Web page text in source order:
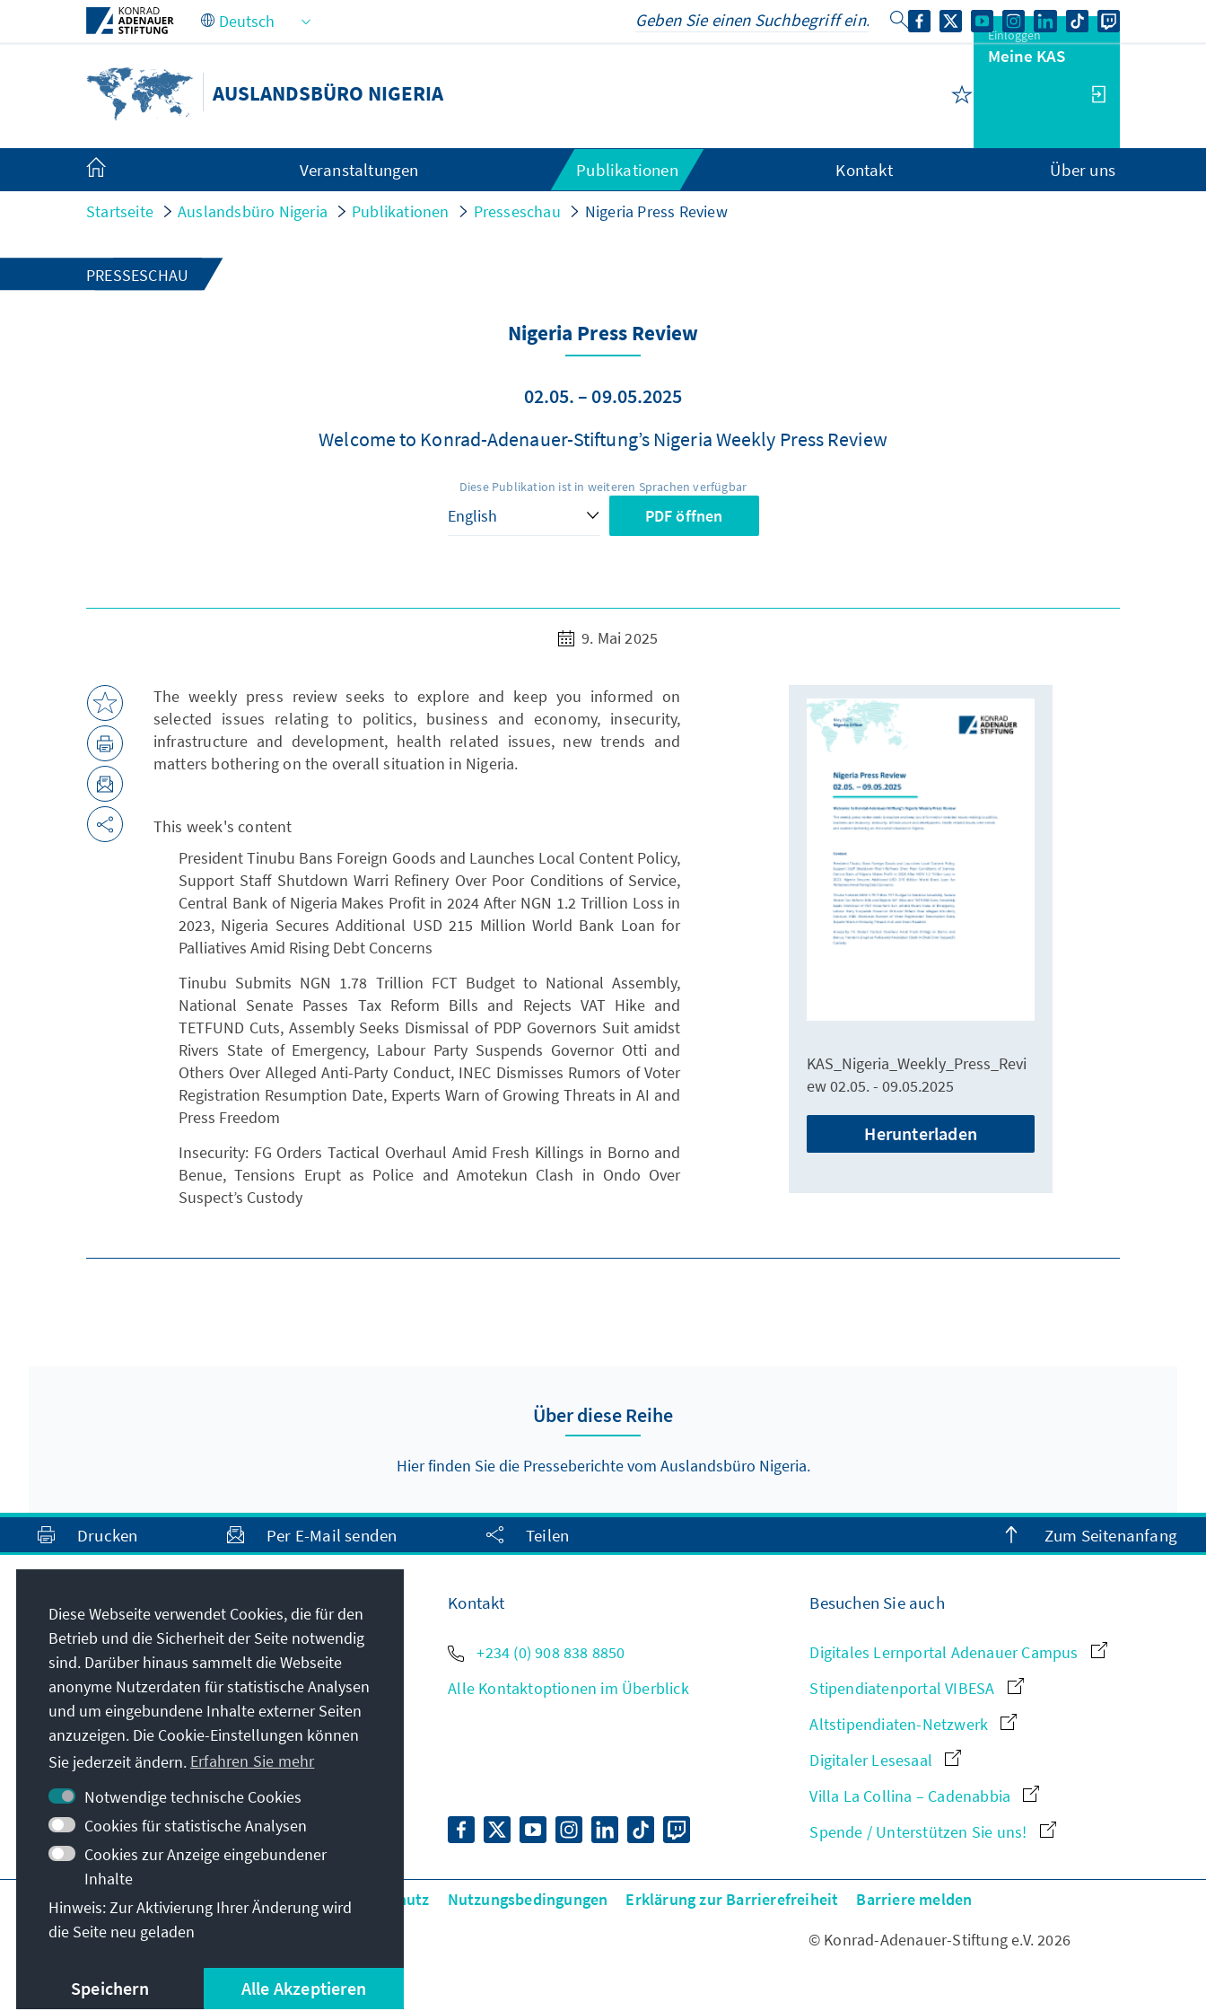
Zum Hauptinhalt springen
AUSLANDSBÜRO NIGERIA
Einloggen
Meine KAS
Veranstaltungen Publikationen Kontakt Über uns
Startseite Auslandsbüro Nigeria Publikationen Presseschau Nigeria Press Review
PRESSESCHAU
Nigeria Press Review
02.05. – 09.05.2025
Welcome to Konrad-Adenauer-Stiftung’s Nigeria Weekly Press Review
Diese Publikation ist in weiteren Sprachen verfügbar
PDF öffnen
9. Mai 2025
The weekly press review seeks to explore and keep you informed on
selected issues relating to politics, business and economy, insecurity,
infrastructure and development, health related issues, new trends and
matters bothering on the overall situation in Nigeria.
This week's content
President Tinubu Bans Foreign Goods and Launches Local Content Policy,
Support Staff Shutdown Warri Refinery Over Poor Conditions of Service,
Central Bank of Nigeria Makes Profit in 2024 After NGN 1.2 Trillion Loss in
2023, Nigeria Secures Additional USD 215 Million World Bank Loan for
Palliatives Amid Rising Debt Concerns
Tinubu Submits NGN 1.78 Trillion FCT Budget to National Assembly,
National Senate Passes Tax Reform Bills and Rejects VAT Hike and
TETFUND Cuts, Assembly Seeks Dismissal of PDP Governors Suit amidst
Rivers State of Emergency, Labour Party Suspends Governor Otti and
Others Over Alleged Anti-Party Conduct, INEC Dismisses Rumors of Voter
Registration Resumption Date, Experts Warn of Growing Threats in AI and
Press Freedom
Insecurity: FG Orders Tactical Overhaul Amid Fresh Killings in Borno and
Benue, Tensions Erupt as Police and Amotekun Clash in Ondo Over
Suspect’s Custody
KAS_Nigeria_Weekly_Press_Revi
ew 02.05. - 09.05.2025
Herunterladen
Über diese Reihe
Hier finden Sie die Presseberichte vom Auslandsbüro Nigeria.
Drucken Per E-Mail senden Teilen Zum Seitenanfang
Anschrift
Konrad-Adenauer-Stiftung e.V.
Auslandsbüro Nigeria
10 Tapeta Street, Wuse 2
P.O. Box 2960 Garki, Area 19 Abuja, Nigeria
Abuja
Nigeria
Kontakt
+234 (0) 908 838 8850
Alle Kontaktoptionen im Überblick
Besuchen Sie auch
Digitales Lernportal Adenauer Campus
Stipendiatenportal VIBESA
Altstipendiaten-Netzwerk
Digitaler Lesesaal
Villa La Collina – Cadenabbia
Spende / Unterstützen Sie uns!
Hauptseite der KAS Impressum Datenschutz Nutzungsbedingungen Erklärung zur Barrierefreiheit
Barriere melden
© Konrad-Adenauer-Stiftung e.V. 2026
Diese Webseite verwendet Cookies, die für den
Betrieb und die Sicherheit der Seite notwendig
sind. Darüber hinaus sammelt die Webseite
anonyme Nutzerdaten für statistische Analysen
und um eingebundene Inhalte externer Seiten
anzuzeigen. Die Cookie-Einstellungen können
Sie jederzeit ändern. Erfahren Sie mehr
Notwendige technische Cookies
Cookies für statistische Analysen
Cookies zur Anzeige eingebundener
Inhalte
Hinweis: Zur Aktivierung Ihrer Änderung wird
die Seite neu geladen
Speichern Alle Akzeptieren